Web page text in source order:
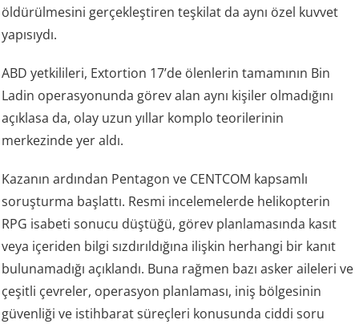
öldürülmesini gerçekleştiren teşkilat da aynı özel kuvvet
yapısıydı.
ABD yetkilileri, Extortion 17’de ölenlerin tamamının Bin
Ladin operasyonunda görev alan aynı kişiler olmadığını
açıklasa da, olay uzun yıllar komplo teorilerinin
merkezinde yer aldı.
Kazanın ardından Pentagon ve CENTCOM kapsamlı
soruşturma başlattı. Resmi incelemelerde helikopterin
RPG isabeti sonucu düştüğü, görev planlamasında kasıt
veya içeriden bilgi sızdırıldığına ilişkin herhangi bir kanıt
bulunamadığı açıklandı. Buna rağmen bazı asker aileleri ve
çeşitli çevreler, operasyon planlaması, iniş bölgesinin
güvenliği ve istihbarat süreçleri konusunda ciddi soru